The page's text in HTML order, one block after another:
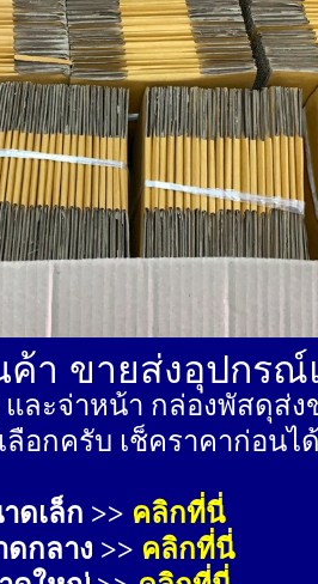
ค้า ขายส่งอุปกร
ละจ่าหน้า กล่องพัสดุส่ง
อกครับ เช็คราคาก่อนไ
ดเล็ก >> คลิกที่นี่
กลาง >> คลิกที่นี่